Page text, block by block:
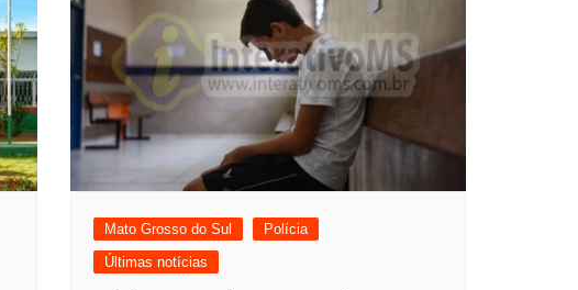
Mato Grosso do Sul
Polícia
Últimas notícias